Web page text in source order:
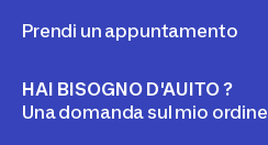
Prendi un appuntamento
HAI BISOGNO D'AUITO ?
Una domanda sul mio ordine